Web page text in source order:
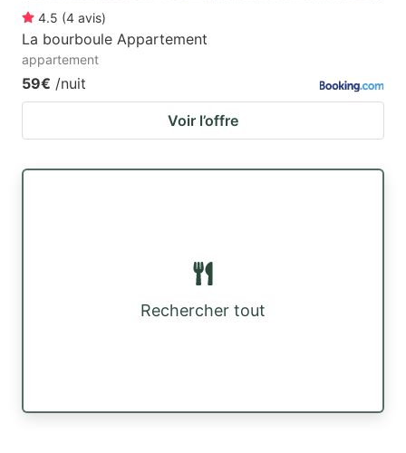
4.5 (4 avis)
La bourboule Appartement
appartement
59€ /nuit
Voir l’offre
Rechercher tout